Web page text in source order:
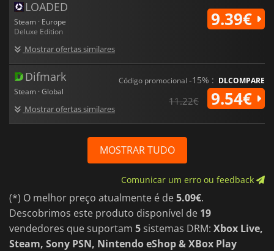
LOADED
Steam · Europe
Deluxe Edition
Mostrar ofertas similares
9.39€
Difmark
Steam · Global
Mostrar ofertas similares
Código promocional -15% : DLCOMPARE
11.22€ 9.54€
MOSTRAR TUDO
Comunicar um erro ou feedback
(*) O melhor preço atualmente é de5.09€.
Descobrimos este produto disponível de 19
vendedores que suportam 5 sistemas DRM: Xbox Live,
Steam, Sony PSN, Nintendo eShop & XBox Play